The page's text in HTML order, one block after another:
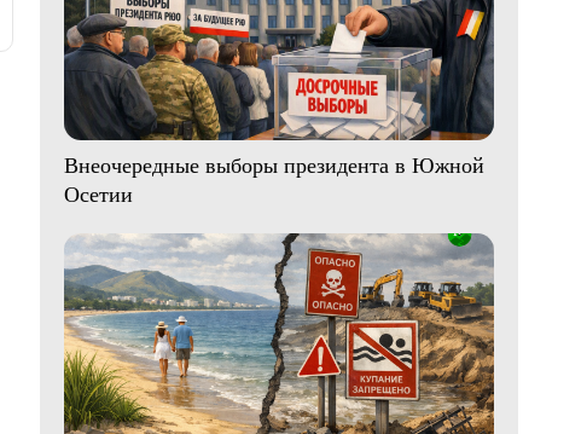
Внеочередные выборы президента в Южной
Осетии